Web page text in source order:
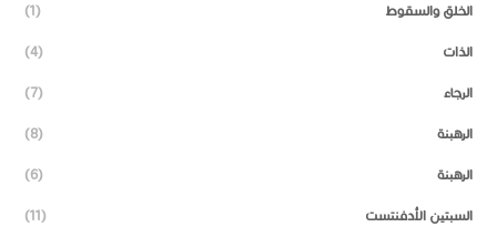
الخلق والسقوط (1)
الذات (4)
الرجاء (7)
الرهبنة (8)
الرهبنة (6)
السبتين الأدفنتست (11)